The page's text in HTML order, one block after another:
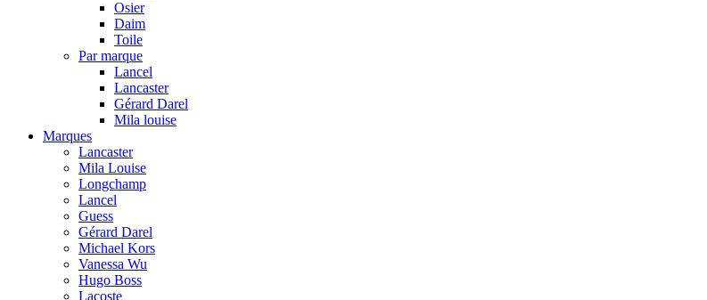
Osier
Daim
Toile
Par marque
Lancel
Lancaster
Gérard Darel
Mila louise
Marques
Lancaster
Mila Louise
Longchamp
Lancel
Guess
Gérard Darel
Michael Kors
Vanessa Wu
Hugo Boss
Lacoste